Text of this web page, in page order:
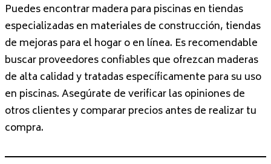
Puedes encontrar madera para piscinas en tiendas
especializadas en materiales de construcción, tiendas
de mejoras para el hogar o en línea. Es recomendable
buscar proveedores confiables que ofrezcan maderas
de alta calidad y tratadas específicamente para su uso
en piscinas. Asegúrate de verificar las opiniones de
otros clientes y comparar precios antes de realizar tu
compra.